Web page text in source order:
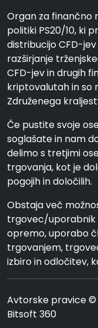
Organ za finančno
politiki PS20/10, ki
distribucijo CFD-
razširjanje
CFD-jev in drugih
kriptovalutah in so
Združenega
Če pustite svoje
soglašate in nam
delimo s tretjimi
trgovanja, kot je
pogojih in določilih.
Obstaja več
trgovec/uporabnik
opremo, uporabo
trgovanjem,
izbiro in odločitev,
Avtorske pravice ©
Bitsoft 360